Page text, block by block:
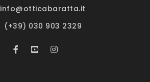
info@otticabaratta.it
(+39) 030 903 2329